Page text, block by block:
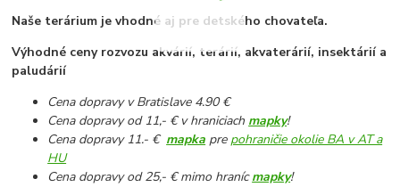
Naše terárium je vhodné aj pre detského chovateľa.
Výhodné ceny rozvozu akvárií, terárií, akvaterárií, insektárií a
paludárií
Cena dopravy v Bratislave 4.90 €
Cena dopravy od 11,- € v hraniciach mapky!
Cena dopravy 11.- € mapka pre pohraničie okolie BA v AT a
HU
Cena dopravy od 25,- € mimo hranícmapky!